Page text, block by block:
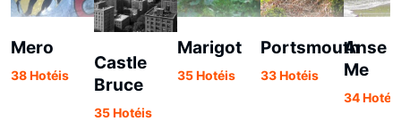
Mero
38 Hotéis
Castle
Bruce
35 Hotéis
Marigot
35 Hotéis
Portsmouth
33 Hotéis
Anse
Me
34 Hotéis